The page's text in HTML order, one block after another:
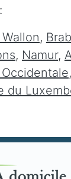
,
, Namur,
,
du